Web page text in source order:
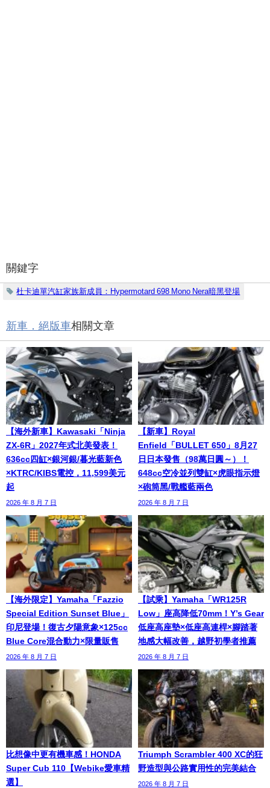
關鍵字
杜卡迪單汽缸家族新成員：Hypermotard 698 Mono Nera暗黑登場
新車．絕版車相關文章
【海外新車】Kawasaki「Ninja
ZX-6R」2027年式北美發表！
636cc四缸×銀河銀/暮光藍新色
×KTRC/KIBS電控，11,599美元
起
2026 年 8 月 7 日
【新車】Royal
Enfield「BULLET 650」8月27
日日本發售（98萬日圓～）！
648cc空冷並列雙缸×虎眼指示燈
×砲筒黑/戰艦藍兩色
2026 年 8 月 7 日
【海外限定】Yamaha「Fazzio
Special Edition Sunset Blue」
印尼登場！復古夕陽意象×125cc
Blue Core混合動力×限量販售
2026 年 8 月 7 日
【試乘】Yamaha「WR125R
Low」座高降低70mm！Y’s Gear
低座高座墊×低座高連桿×腳踏著
地感大幅改善，越野初學者推薦
2026 年 8 月 7 日
比想像中更有機車感！HONDA
Super Cub 110【Webike愛車精
選】
Triumph Scrambler 400 XC的狂
野造型與公路實用性的完美結合
2026 年 8 月 7 日